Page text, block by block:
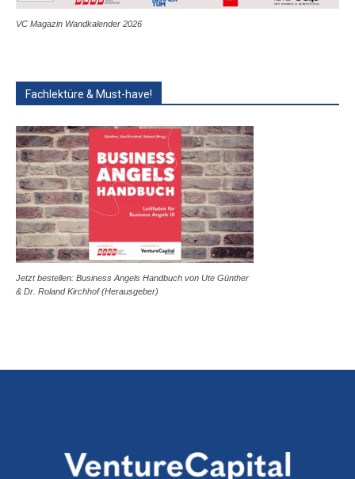
VC Magazin Wandkalender 2026
Fachlektüre & Must-have!
Jetzt bestellen: Business Angels Handbuch von Ute Günther
& Dr. Roland Kirchhof (Herausgeber)